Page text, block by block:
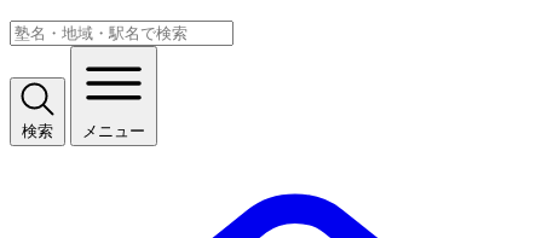
検索 メニュー